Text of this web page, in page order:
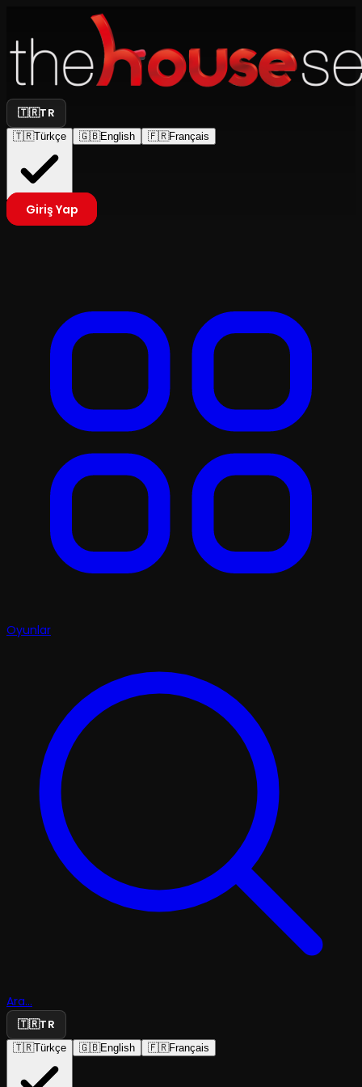
🇹🇷TR
🇹🇷Türkçe 🇬🇧English 🇫🇷Français
Giriş Yap
Oyunlar
Ara...
🇹🇷TR
🇹🇷Türkçe 🇬🇧English 🇫🇷Français